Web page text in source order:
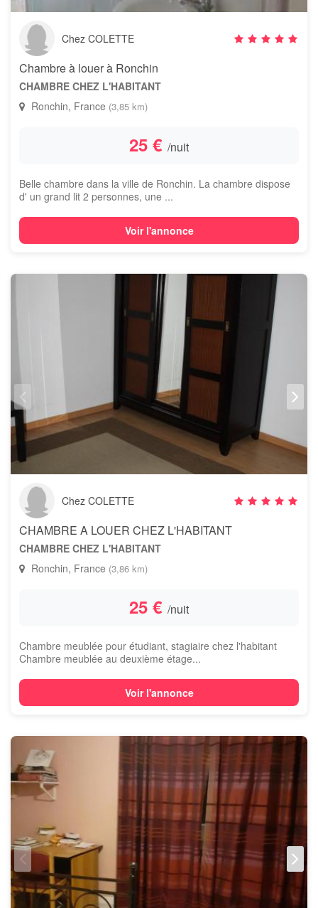
Chez COLETTE
Chambre à louer à Ronchin
CHAMBRE CHEZ L'HABITANT
Ronchin, France (3,85 km)
25 € /nuit
Belle chambre dans la ville de Ronchin. La chambre dispose
d' un grand lit 2 personnes, une ...
Voir l'annonce
Chez COLETTE
CHAMBRE A LOUER CHEZ L'HABITANT
CHAMBRE CHEZ L'HABITANT
Ronchin, France (3,86 km)
25 € /nuit
Chambre meublée pour étudiant, stagiaire chez l'habitant
Chambre meublée au deuxième étage...
Voir l'annonce